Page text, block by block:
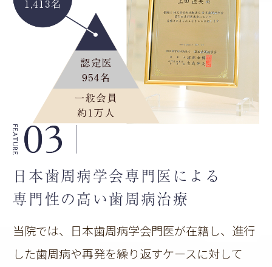
日本歯周病学会専門医による
専門性の高い歯周病治療
当院では、日本歯周病学会門医が在籍し、進行
した歯周病や再発を繰り返すケースに対して